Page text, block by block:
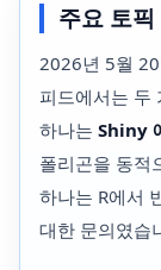
주요 토픽
2026년 5월
피드에서는 두
하나는 Shiny
폴리곤을 동적
하나는 R에서
대한 문의였습